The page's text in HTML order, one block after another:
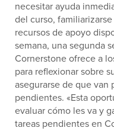
necesitar ayuda
del curso,
recursos de apoyo
semana, una segunda
Cornerstone ofrece a
para reflexionar sobre
asegurarse de que van
pendientes. «Esta
evaluar cómo les va y
tareas pendientes en